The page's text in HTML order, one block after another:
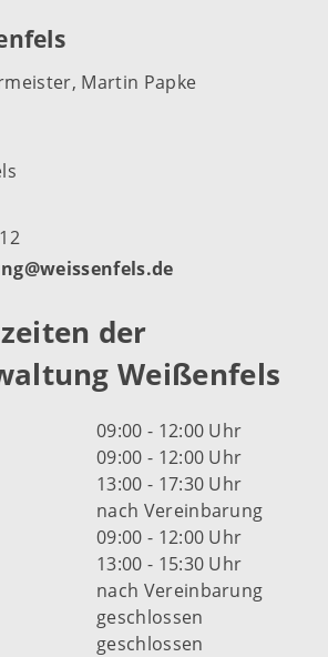
Martin Papke
der
Weißenfels
09:00 - 12:00 Uhr
09:00 - 12:00 Uhr
13:00 - 17:30 Uhr
nach Vereinbarung
09:00 - 12:00 Uhr
13:00 - 15:30 Uhr
nach Vereinbarung
geschlossen
geschlossen